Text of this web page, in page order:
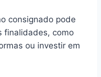
consignado pode
finalidades, como
ou investir em